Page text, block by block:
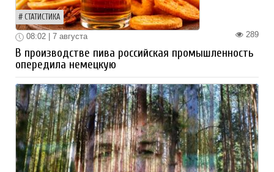
СТАТИСТИКА
289
08:02 | 7 августа
В производстве пива российская промышленность
опередила немецкую